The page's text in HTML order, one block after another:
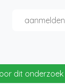
aanmelden
dit onderzoek